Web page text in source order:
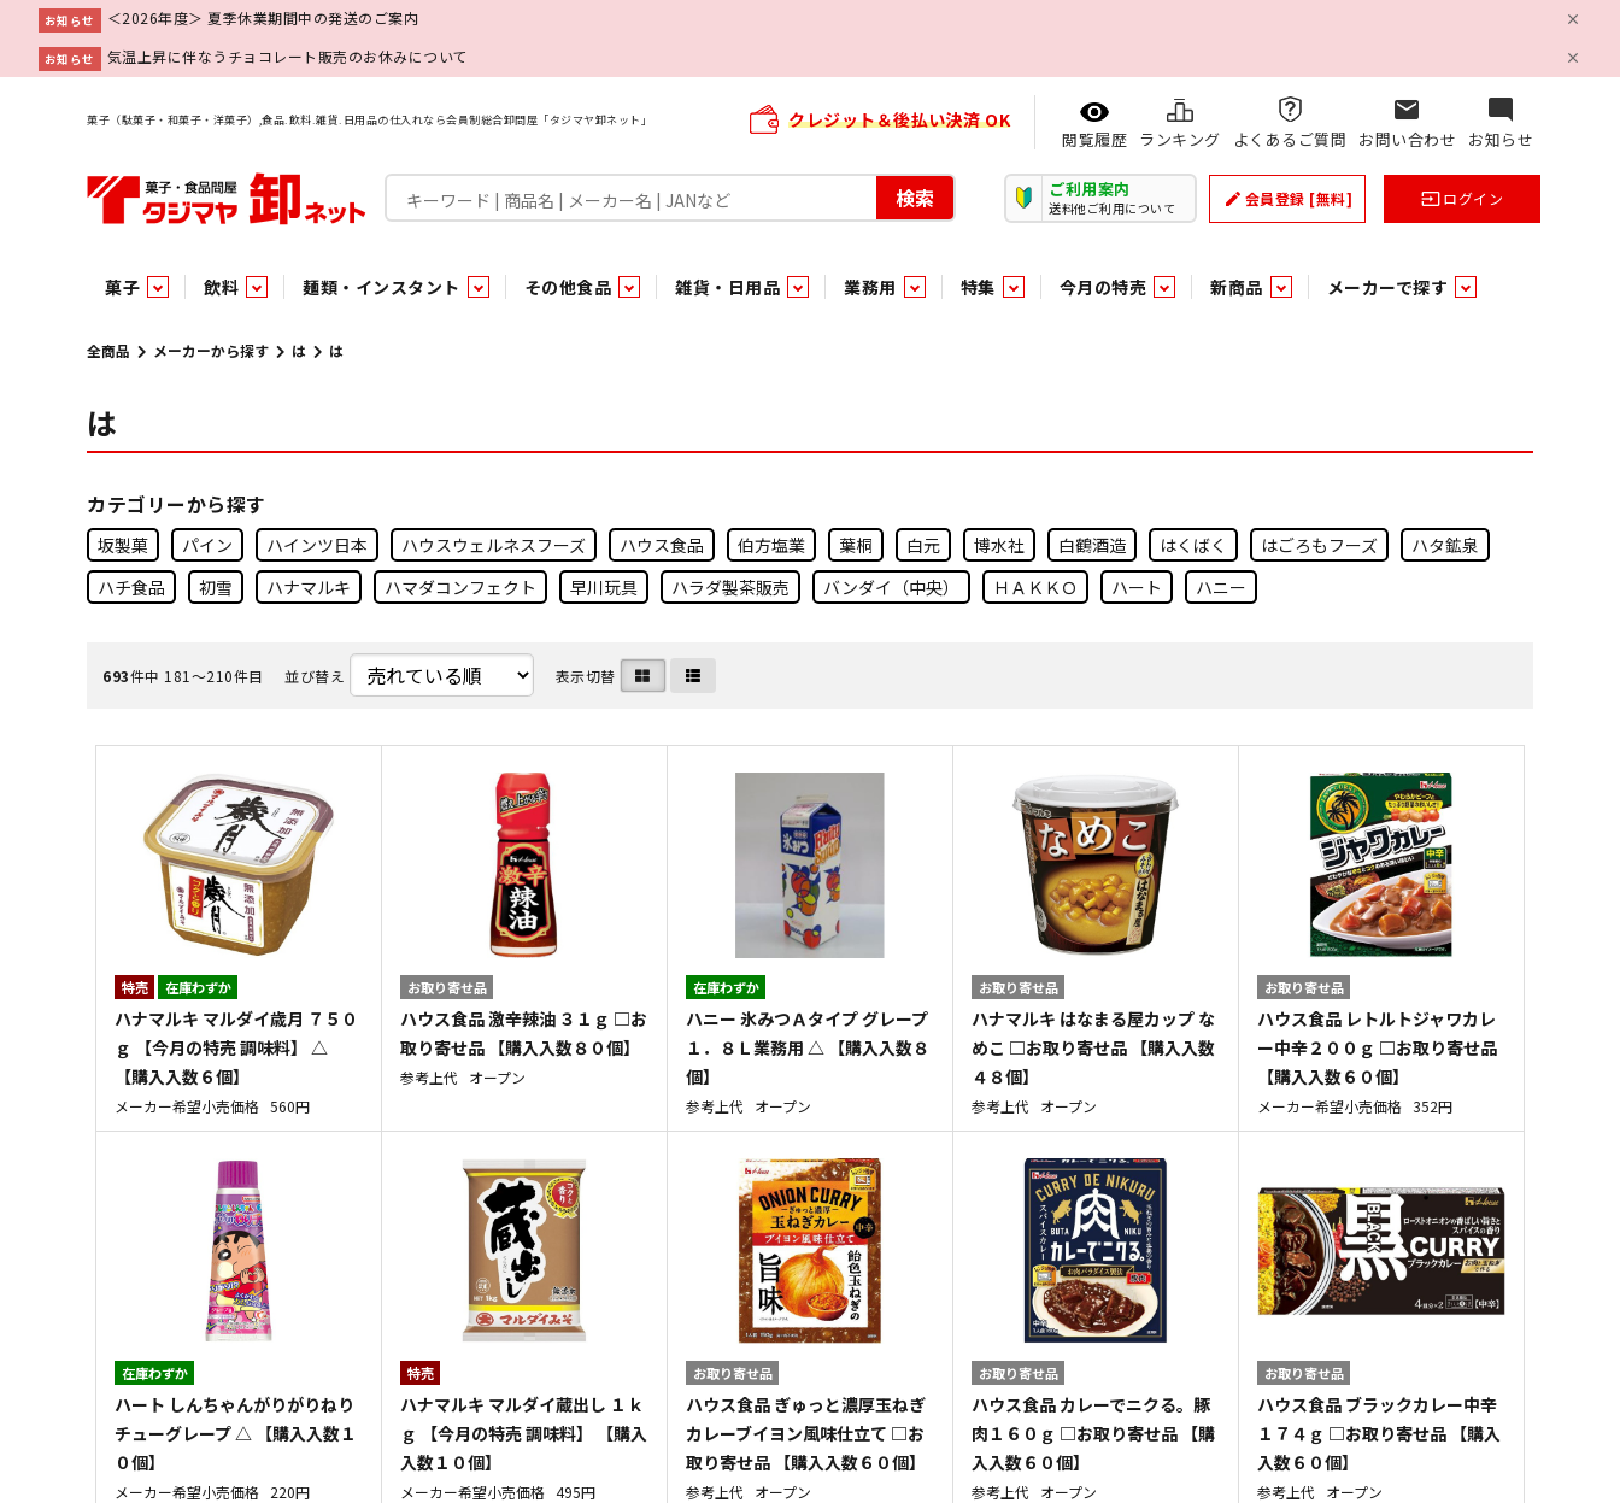
お知らせ ＜2026年度＞ 夏季休業期間中の発送のご案内
お知らせ 気温上昇に伴なうチョコレート販売のお休みについて
菓子（駄菓子・和菓子・洋菓子）,食品.飲料.雑貨.日用品の仕入れなら会員制総合卸問屋「タジマヤ卸ネット」 クレジット＆後払い決済 OK
閲覧履歴 ランキング よくあるご質問
mail
お問い合わせ
mode_comment
お知らせ
検索 ご利用案内
送料他ご利用について create 会員登録 [無料] inputログイン
菓子
菓子 パン・生菓子
チョコレート
焼き菓子
半生菓子 ポリドリンク／ゼリー 豆菓子 珍味 吊下げ専用品 輸入品 駄菓子 その他菓子
飲料
飲料水 嗜好飲料 チルド飲料・デザート
炭酸飲料
ミキサー飲料
医薬部外品 低アルコール飲料 その他飲料水
麺類・インスタント
麺類 インスタント
乾麺
その他食品
調味料 ビン・缶詰 乾物
砂糖
みりん風調味料
香辛料
雑貨・日用品
雑貨 ペット関連 業務用非食品
洗剤
トイレ用品
洗濯用品 小物家具 傘・袋物 履き物 家庭消耗雑貨 軽衣料 台所用品 清掃用品 電気関連 文具 玩具 スポーツ用品
家庭補修
雑貨ギフト
その他雑貨
すべての雑貨
業務用
業務用 業務用非食品
めん類・缶詰・びん詰・惣菜・乾物・その他（業務用）
特集
特集
駄菓子特集
当たり・占い付きのラッキーお菓子
タジマヤ オリジナル商品（PB） おすすめ・イチオシ商品
今月の特売
今月の特売
調味料
青果
ペット関連 雑貨 業務用非食品 業務用 チルド飲料・デザート 和日配 日配調理加工品
新商品
新商品
調味料
青果
ペット関連 雑貨 業務用非食品 業務用 チルド飲料・デザート 和日配 日配調理加工品
メーカーで探す
あ行 か行 さ行 た行
あ
全商品 メーカーから探す は は
は
坂製菓 パイン ハインツ日本 ハウスウェルネスフーズ ハウス食品 伯方塩業 葉桐 白元 博水社 白鶴酒造 はくばく はごろもフーズ
ハタ鉱泉
ハチ食品
初雪 ハナマルキ ハマダコンフェクト 早川玩具 ハラダ製茶販売 バンダイ（中央） ＨＡＫＫＯ ハート ハニー
693件中 181〜210件目 並び替え 表示切替
特売 在庫わずか
ハナマルキ マルダイ歳月 ７５０
ｇ 【今月の特売 調味料】 △
【購入入数６個】
メーカー希望小売価格 560円
お取り寄せ品
ハウス食品 激辛辣油 ３１ｇ □お
取り寄せ品 【購入入数８０個】
参考上代 オープン
在庫わずか
ハニー 氷みつＡタイプ グレープ
１．８Ｌ業務用 △ 【購入入数８
個】
参考上代 オープン
お取り寄せ品
ハナマルキ はなまる屋カップ な
めこ □お取り寄せ品 【購入入数
４８個】
参考上代 オープン
お取り寄せ品
ハウス食品 レトルトジャワカレ
ー中辛２００ｇ □お取り寄せ品
【購入入数６０個】
メーカー希望小売価格 352円
在庫わずか
ハート しんちゃんがりがりねり
チューグレープ △ 【購入入数１
０個】
メーカー希望小売価格 220円
特売
ハナマルキ マルダイ蔵出し １ｋ
ｇ 【今月の特売 調味料】 【購入
入数１０個】
メーカー希望小売価格 495円
お取り寄せ品
ハウス食品 ぎゅっと濃厚玉ねぎ
カレーブイヨン風味仕立て □お
取り寄せ品 【購入入数６０個】
参考上代 オープン
お取り寄せ品
ハウス食品 カレーでニクる。豚
肉１６０ｇ □お取り寄せ品 【購
入入数６０個】
参考上代 オープン
お取り寄せ品
ハウス食品 ブラックカレー中辛
１７４ｇ □お取り寄せ品 【購入
入数６０個】
参考上代 オープン